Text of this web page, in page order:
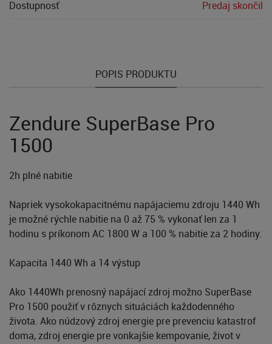
Dostupnosť Predaj skončil
POPIS PRODUKTU
Zendure SuperBase Pro
1500
2h plné nabitie
Napriek vysokokapacitnému napájaciemu zdroju 1440 Wh
je možné rýchle nabitie na 0 až 75 % vykonať len za 1
hodinu s príkonom AC 1800 W a 100 % nabitie za 2 hodiny.
Kapacita 1440 Wh a 14 výstup
Ako 1440Wh prenosný napájací zdroj možno SuperBase
Pro 1500 použiť v rôznych situáciách každodenného
života. Ako núdzový zdroj energie pre prevenciu katastrof
doma, zdroj energie pre vonkajšie kempovanie, život v